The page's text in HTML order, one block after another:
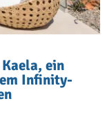
ein
Infinity-